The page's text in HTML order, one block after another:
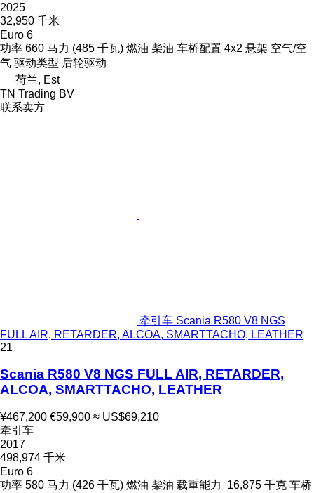
2025
32,950 千米
Euro 6
功率 660 马力 (485 千瓦) 燃油 柴油 车桥配置 4x2 悬架 空气/空
气 驱动类型 后轮驱动
荷兰, Est
TN Trading BV
联系卖方
牵引车 Scania R580 V8 NGS
FULL AIR, RETARDER, ALCOA, SMARTTACHO, LEATHER
21
Scania R580 V8 NGS FULL AIR, RETARDER,
ALCOA, SMARTTACHO, LEATHER
¥467,200 €59,900 ≈ US$69,210
牵引车
2017
498,974 千米
Euro 6
功率 580 马力 (426 千瓦) 燃油 柴油 载重能力 16,875 千克 车桥